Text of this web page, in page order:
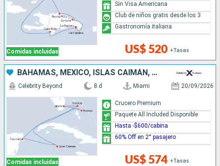
Comidas incluidas US$ 520 +Tasas
Sin Visa Americana
Club de niños gratis desde los 3
Gastronomía italiana
BAHAMAS, MÉXICO, ISLAS CAIMÁN, ESTADOS UNIDOS
Comidas incluidas
Celebrity Beyond 8 d Miami 20/09/2026
US$ 574 +Tasas
Crucero Premium
Paquete All Included Disponible
Hasta -$600/cabina
60% Off en 2° pasajero